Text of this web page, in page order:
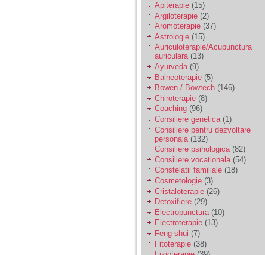
sau psihiatru.
Sunt casatorita, am
31 de ani si un copil in
varsta de 2 ani care
mi-e lumina ochilor.
De ceva timp simt ca
mi s-a adunat
oboseala, o oboseala
cronica de care nu pot
scapa si simt ca din
cauza ei nu pot
controla nervii si
cateodata are copilul
de suferit.
Am o bariera peste
care nu pot trece:
prietena mea a ramas
insarcinata cu o fata.
Am fost de comun
acord sa facem un
copil, cu gandul ca e
baiat.
Apiterapie (15)
Argiloterapie (2)
Aromoterapie (37)
Astrologie (15)
Auriculoterapie/Acupunctura
auriculara(13)
Ayurveda(9)
Balneoterapie (5)
Bowen / Bowtech (146)
Chiroterapie (8)
Coaching (96)
Consiliere genetica(1)
Consiliere pentru dezvoltare
personala (132)
Consiliere psihologica(82)
Consiliere vocationala (54)
Constelatii familiale (18)
Cosmetologie (3)
Cristaloterapie (26)
Detoxifiere (29)
Electropunctura (10)
Electroterapie (13)
Feng shui (7)
Fitoterapie (38)